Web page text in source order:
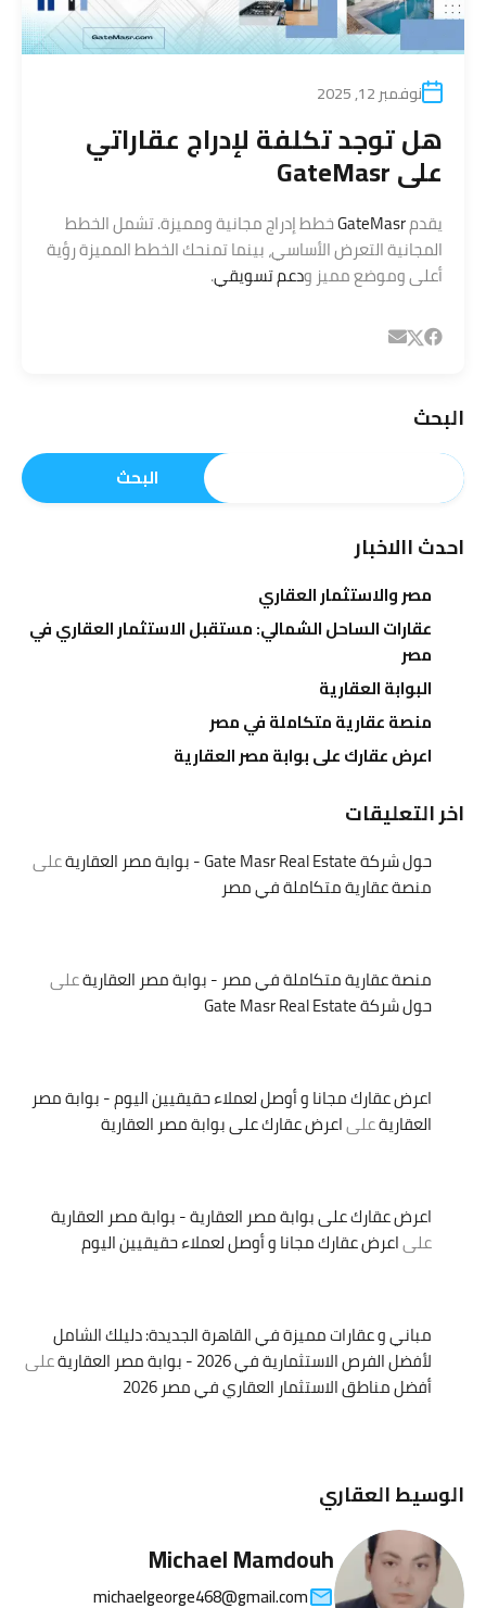
نوفمبر 12, 2025
هل توجد تكلفة لإدراج عقاراتي
على GateMasr
يقدمGateMasrخطط إدراج مجانية ومميزة. تشمل الخطط
المجانية التعرض الأساسي، بينما تمنحك الخطط المميزة رؤية
أعلى وموضع مميز ودعم تسويقي.
البحث
البحث
احدث االاخبار
مصر والاستثمار العقاري
عقارات الساحل الشمالي: مستقبل الاستثمار العقاري في
مصر
البوابة العقارية
منصة عقارية متكاملة في مصر
اعرض عقارك على بوابة مصر العقارية
اخر التعليقات
حول شركة Gate Masr Real Estate - بوابة مصر العقارية
على
منصة عقارية متكاملة في مصر
منصة عقارية متكاملة في مصر - بوابة مصر العقاريةعلى
حول شركة Gate Masr Real Estate
اعرض عقارك مجانا و أوصل لعملاء حقيقيين اليوم - بوابة مصر
العقاريةعلىاعرض عقارك على بوابة مصر العقارية
اعرض عقارك على بوابة مصر العقارية - بوابة مصر العقارية
علىاعرض عقارك مجانا و أوصل لعملاء حقيقيين اليوم
مباني و عقارات مميزة في القاهرة الجديدة: دليلك الشامل
لأفضل الفرص الاستثمارية في 2026 - بوابة مصر العقارية
على
أفضل مناطق الاستثمار العقاري في مصر 2026
الوسيط العقاري
Michael Mamdouh
michaelgeorge468@gmail.com